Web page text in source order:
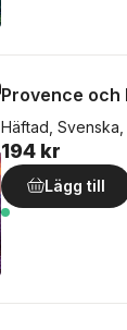
Provence och
Häftad,
194 kr
Lägg till